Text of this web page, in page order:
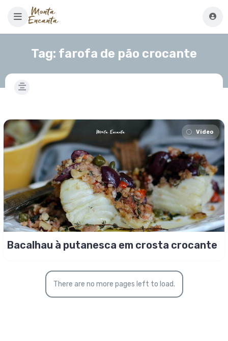
Tag: farofa de pão crocante
Video
Bacalhau à putanesca em crosta crocante
There are no more pages left to load.